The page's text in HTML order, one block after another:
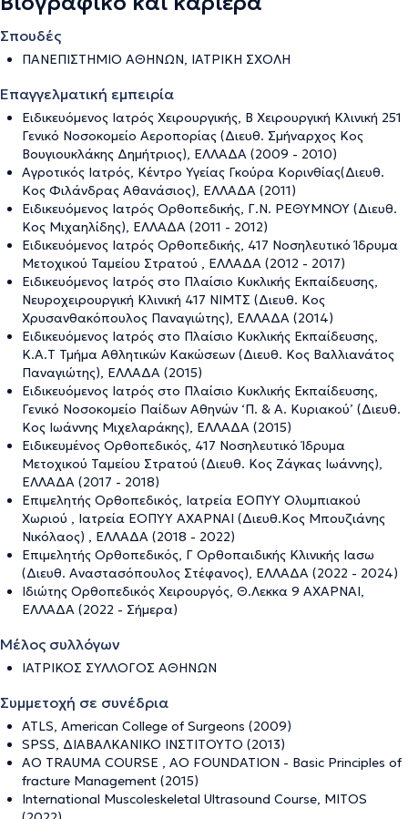
Σπουδές
ΠΑΝΕΠΙΣΤΗΜΙΟ ΑΘΗΝΩΝ, IATΡΙΚΗ ΣΧΟΛΗ
Επαγγελματική εμπειρία
Ειδικευόμενος Ιατρός Χειρουργικής, Β Χειρουργική Κλινική 251
Γενικό Νοσοκομείο Αεροπορίας (Διευθ. Σμήναρχος Κος
Βουγιουκλάκης Δημήτριος), ΕΛΛΑΔΑ (2009 - 2010)
Αγροτικός Ιατρός, Κέντρο Υγείας Γκούρα Κορινθίας(Διευθ.
Κος Φιλάνδρας Αθανάσιος), ΕΛΛΑΔΑ (2011)
Ειδικευόμενος Ιατρός Ορθοπεδικής, Γ.Ν. ΡΕΘΥΜΝΟΥ (Διευθ.
Κος Μιχαηλίδης), ΕΛΛΑΔΑ (2011 - 2012)
Ειδικευόμενος Ιατρός Ορθοπεδικής, 417 Νοσηλευτικό Ίδρυμα
Μετοχικού Ταμείου Στρατού , ΕΛΛΑΔΑ (2012 - 2017)
Ειδικευόμενος Ιατρός στο Πλαίσιο Κυκλικής Εκπαίδευσης,
Νευροχειρουργική Κλινική 417 ΝΙΜΤΣ (Διευθ. Κος
Χρυσανθακόπουλος Παναγιώτης), ΕΛΛΑΔΑ (2014)
Ειδικευόμενος Ιατρός στο Πλαίσιο Κυκλικής Εκπαίδευσης,
Κ.Α.Τ Τμήμα Αθλητικών Κακώσεων (Διευθ. Κος Βαλλιανάτος
Παναγιώτης), ΕΛΛΑΔΑ (2015)
Ειδικευόμενος Ιατρός στο Πλαίσιο Κυκλικής Εκπαίδευσης,
Γενικό Νοσοκομείο Παίδων Αθηνών ‘Π. & Α. Κυριακού’ (Διευθ.
Κος Ιωάννης Μιχελαράκης), ΕΛΛΑΔΑ (2015)
Ειδικευμένος Ορθοπεδικός, 417 Νοσηλευτικό Ίδρυμα
Μετοχικού Ταμείου Στρατού (Διευθ. Κος Ζάγκας Iωάννης),
ΕΛΛΑΔΑ (2017 - 2018)
Επιμελητής Ορθοπεδικός, Ιατρεία ΕΟΠΥΥ Ολυμπιακού
Χωριού , Ιατρεία ΕΟΠΥΥ ΑΧΑΡΝΑΙ (Διευθ.Κος Μπουζιάνης
Νικόλαος) , ΕΛΛΑΔΑ (2018 - 2022)
Επιμελητής Ορθοπεδικός, Γ Ορθοπαιδικής Κλινικής Ιασω
(Διευθ. Αναστασόπουλος Στέφανος), ΕΛΛΑΔΑ (2022 - 2024)
Ιδιώτης Ορθοπεδικός Χειρουργός, Θ.Λεκκα 9 ΑΧΑΡΝΑΙ,
ΕΛΛΑΔΑ (2022 - Σήμερα)
Μέλος συλλόγων
ΙΑΤΡΙΚΟΣ ΣΥΛΛΟΓΟΣ ΑΘΗΝΩΝ
Συμμετοχή σε συνέδρια
ATLS, American College of Surgeons (2009)
SPSS, ΔΙΑΒΑΛΚΑΝΙΚΟ ΙΝΣΤΙΤΟΥΤΟ (2013)
AO TRAUMA COURSE , AO FOUNDATION - Basic Principles of
fracture Management (2015)
International Muscoleskeletal Ultrasound Course, MITOS